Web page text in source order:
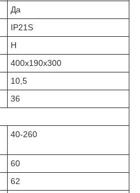
Да
IP21S
Н
400х190х300
10,5
36
40-260
60
62